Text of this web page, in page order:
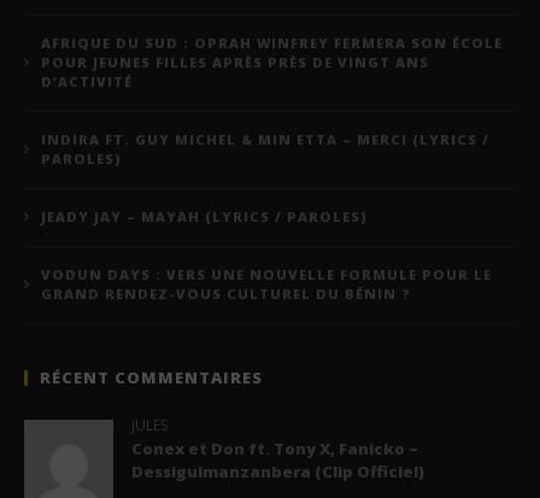
AFRIQUE DU SUD : OPRAH WINFREY FERMERA SON ÉCOLE
POUR JEUNES FILLES APRÈS PRÈS DE VINGT ANS
D’ACTIVITÉ
INDIRA FT. GUY MICHEL & MIN ETTA – MERCI (LYRICS /
PAROLES)
JEADY JAY – MAYAH (LYRICS / PAROLES)
VODUN DAYS : VERS UNE NOUVELLE FORMULE POUR LE
GRAND RENDEZ-VOUS CULTUREL DU BÉNIN ?
RÉCENT COMMENTAIRES
JULES
Conex et Don ft. Tony X, Fanicko –
Dessiguimanzanbera (Clip Officiel)